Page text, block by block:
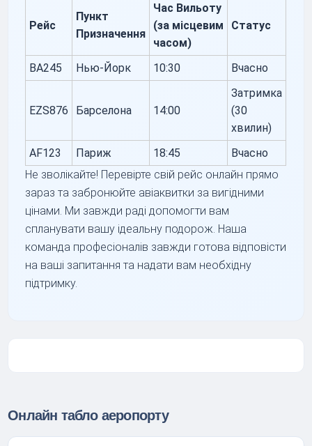
Рейс
Пункт
Призначення
Час Вильоту
(за місцевим
часом)
Статус
BA245 Нью-Йорк 10:30 Вчасно
EZS876 Барселона 14:00
Затримка
(30
хвилин)
AF123
Париж 18:45
Вчасно
Не зволікайте! Перевірте свій рейс онлайн прямо
зараз та забронюйте авіаквитки за вигідними
цінами. Ми завжди раді допомогти вам
спланувати вашу ідеальну подорож. Наша
команда професіоналів завжди готова відповісти
на ваші запитання та надати вам необхідну
підтримку.
Онлайн табло аеропорту